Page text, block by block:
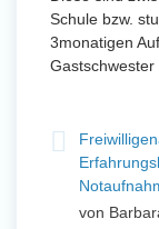
Schule bzw.
3monatigen
Gastschwester
von